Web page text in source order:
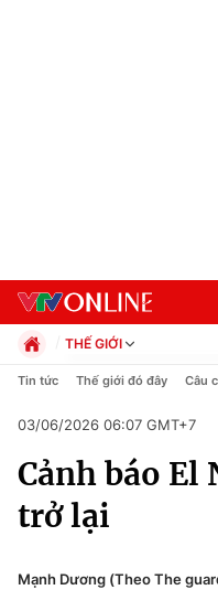
Chuyên mục
Chính trị
THẾ GIỚI
Chính trị
Pháp luật
Kinh tế
Thể thao
Truyền hình
Y tế
Tin tức Thế giới đó đây Câu
03/06/2026 06:07 GMT+7
Cảnh báo El
trở lại
Mạnh Dương (Theo The